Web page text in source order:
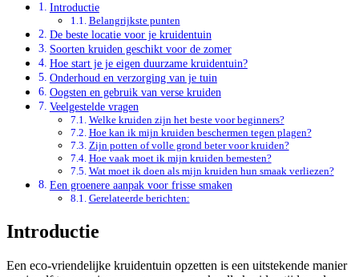
Introductie
Belangrijkste punten
De beste locatie voor je kruidentuin
Soorten kruiden geschikt voor de zomer
Hoe start je je eigen duurzame kruidentuin?
Onderhoud en verzorging van je tuin
Oogsten en gebruik van verse kruiden
Veelgestelde vragen
Welke kruiden zijn het beste voor beginners?
Hoe kan ik mijn kruiden beschermen tegen plagen?
Zijn potten of volle grond beter voor kruiden?
Hoe vaak moet ik mijn kruiden bemesten?
Wat moet ik doen als mijn kruiden hun smaak verliezen?
Een groenere aanpak voor frisse smaken
Gerelateerde berichten:
Introductie
Een eco-vriendelijke kruidentuin opzetten is een uitstekende manier